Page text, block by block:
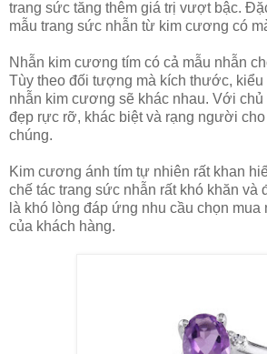
trang sức tăng thêm giá trị vượt bậc.
mẫu trang sức nhẫn từ kim cương có
Nhẫn kim cương tím có cả mẫu nhẫn
Tùy theo đối tượng mà kích thước,
nhẫn kim cương sẽ khác nhau. Với
đẹp rực rỡ, khác biệt và rạng người
chúng.
Kim cương ánh tím tự nhiên rất khan
chế tác trang sức nhẫn rất khó khăn và
là khó lòng đáp ứng nhu cầu chọn mua
của khách hàng.